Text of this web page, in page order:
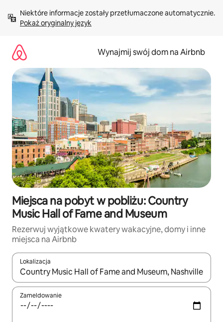
treści Pokaż oryginalny język
Wynajmij swój dom na Airbnb
Miejsca na pobyt w pobliżu: Country
Music Hall of Fame and Museum
Rezerwuj wyjątkowe kwatery wakacyjne, domy i inne
miejsca na Airbnb
Lokalizacja
Gdy wyniki będą dostępne, możesz poruszać się po nich za
Zameldowanie